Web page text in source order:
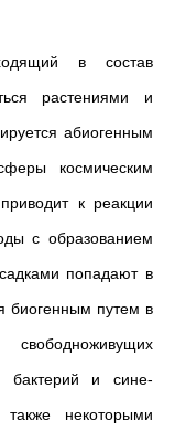
в состав
растениями и
абиогенным
космическим
к реакции
с образованием
попадают в
биогенным путем в
бактерий и сине-
некоторыми